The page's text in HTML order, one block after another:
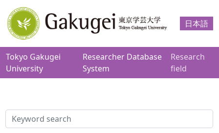
日本語
Tokyo Gakugei
University
Researcher Database
System
Research
field
検索